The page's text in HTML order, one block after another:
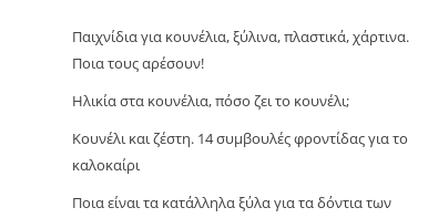
Παιχνίδια για κουνέλια, ξύλινα, πλαστικά, χάρτινα.
Ποια τους αρέσουν!
Ηλικία στα κουνέλια, πόσο ζει το κουνέλι;
Κουνέλι και ζέστη. 14 συμβουλές φροντίδας για το
καλοκαίρι
Ποια είναι τα κατάλληλα ξύλα για τα δόντια των